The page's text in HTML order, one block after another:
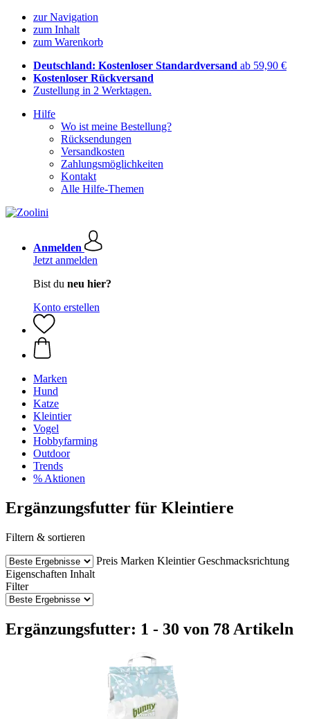
zur Navigation
zum Inhalt
zum Warenkorb
Deutschland: Kostenloser Standardversand ab 59,90 €
Kostenloser Rückversand
Zustellung in 2 Werktagen.
Hilfe
Wo ist meine Bestellung?
Rücksendungen
Versandkosten
Zahlungsmöglichkeiten
Kontakt
Alle Hilfe-Themen
Anmelden
Jetzt anmelden
Bist du neu hier?
Konto erstellen
Marken
Hund
Katze
Kleintier
Vogel
Hobbyfarming
Outdoor
Trends
% Aktionen
Ergänzungsfutter für Kleintiere
Filtern & sortieren
Preis Marken Kleintier Geschmacksrichtung
Eigenschaften Inhalt
Filter
Ergänzungsfutter: 1 - 30 von 78 Artikeln